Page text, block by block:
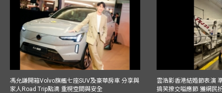
馮允謙開箱Volvo旗艦七座SUV及豪華房車 分享與
家人Road Trip點滴 重視空間與安全
雲浩影香港結婚節表演
搞笑撩交嗌應節 獲網民